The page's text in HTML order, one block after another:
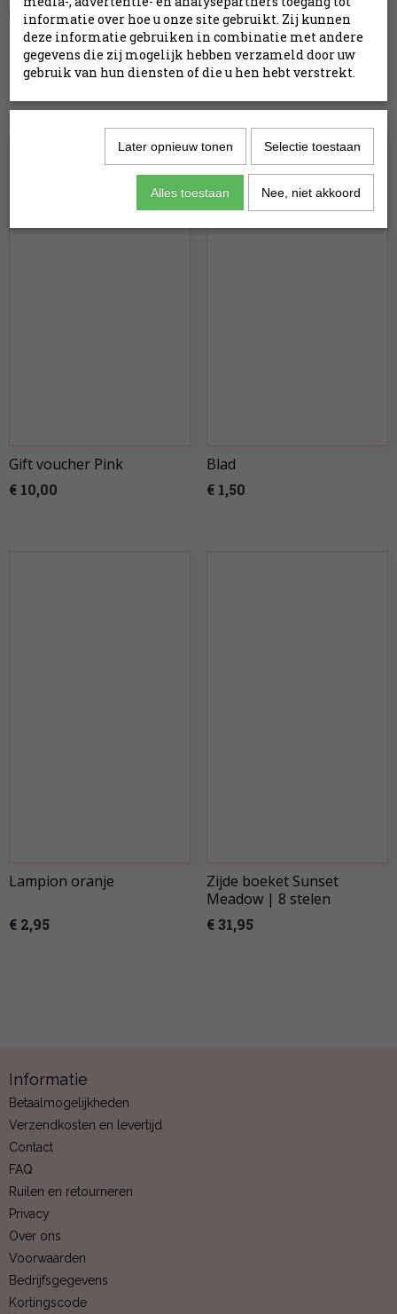
wij regelen het gewenste bedrag voor je.
Specificaties
Gift voucher Pink
€ 10,00
Blad
€ 1,50
Lampion oranje
€ 2,95
Zijde boeket Sunset
Meadow | 8 stelen
€ 31,95
Informatie
Betaalmogelijkheden
Verzendkosten en levertijd
Contact
FAQ
Ruilen en retourneren
Privacy
Over ons
Voorwaarden
Bedrijfsgegevens
Kortingscode
informatie over hoe u onze site gebruikt. Zij kunnen
deze informatie gebruiken in combinatie met andere
gegevens die zij mogelijk hebben verzameld door uw
gebruik van hun diensten of die u hen hebt verstrekt.
Later opnieuw tonen Selectie toestaan
Alles toestaan Nee, niet akkoord